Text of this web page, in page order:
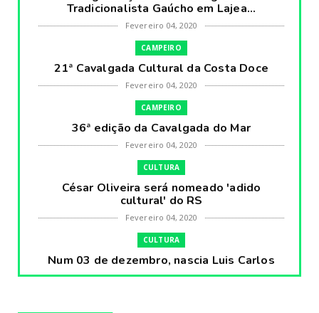
Tradicionalista Gaúcho em Lajea...
Fevereiro 04, 2020
CAMPEIRO
21ª Cavalgada Cultural da Costa Doce
Fevereiro 04, 2020
CAMPEIRO
36ª edição da Cavalgada do Mar
Fevereiro 04, 2020
CULTURA
César Oliveira será nomeado 'adido
cultural' do RS
Fevereiro 04, 2020
CULTURA
Num 03 de dezembro, nascia Luis Carlos
Prestes, o Cavaleiro ...